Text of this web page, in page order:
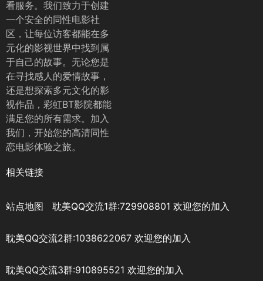
看服务。我们致力于创建
一个安全的同性电影社
区，让每位访客都能在多
元化的影视世界中找到属
于自己的故事。无论您是
在寻找感人的爱情故事，
还是想探索多元文化的影
视作品，彩虹BT影院都能
满足您的所有需求。加入
我们，开始您的高清同性
恋电影体验之旅。
相关链接
站点地图 耽美QQ交流1群:729908801 欢迎您的加入
耽美QQ交流2群:1038622067 欢迎您的加入
耽美QQ交流3群:910895521 欢迎您的加入